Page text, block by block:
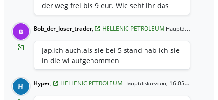
der weg frei bis 9 eur. Wie seht ihr das
B Bob_der_loser_trader, HELLENIC PETROLEUM Hauptdiskussion,
Jap,ich auch.als sie bei 5 stand hab ich sie
in die wl aufgenommen
H Hyper, HELLENIC PETROLEUM Hauptdiskussion, 16.05.2017 9:08 Uhr